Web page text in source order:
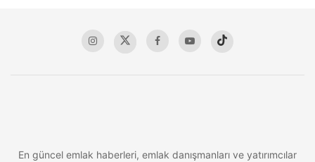
En güncel emlak haberleri, emlak danışmanları ve yatırımcılar